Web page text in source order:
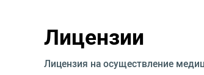
Лицензии
Лицензия на осуществление